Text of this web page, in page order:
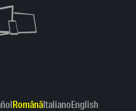
RomânăItalianoEnglish